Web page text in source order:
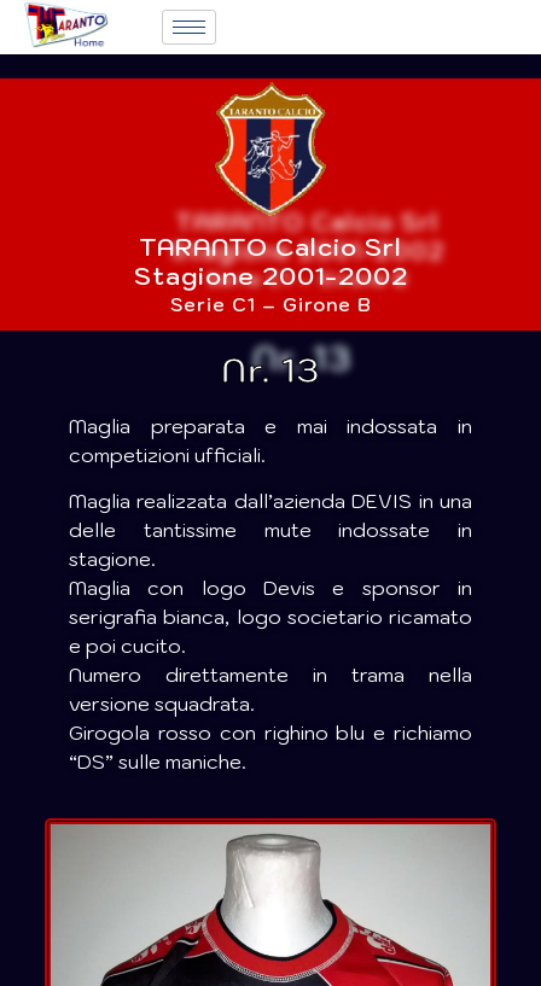
TARANTO Calcio Srl
Stagione 2001-2002
Serie C1 – Girone B
Nr. 13
Maglia preparata e mai indossata in
competizioni ufficiali.
Maglia realizzata dall’azienda DEVIS in una
delle tantissime mute indossate in
stagione.
Maglia con logo Devis e sponsor in
serigrafia bianca, logo societario ricamato
e poi cucito.
Numero direttamente in trama nella
versione squadrata.
Girogola rosso con righino blu e richiamo
“DS” sulle maniche.